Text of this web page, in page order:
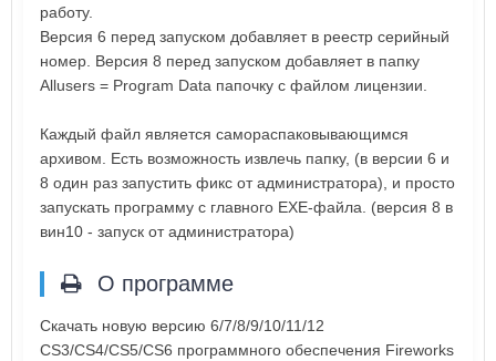
работу.
Версия 6 перед запуском добавляет в реестр серийный
номер. Версия 8 перед запуском добавляет в папку
Allusers = Program Data папочку с файлом лицензии.
Каждый файл является самораспаковывающимся
архивом. Есть возможность извлечь папку, (в версии 6 и
8 один раз запустить фикс от администратора), и просто
запускать программу с главного ЕХЕ-файла. (версия 8 в
вин10 - запуск от администратора)
О программе
Скачать новую версию 6/7/8/9/10/11/12
CS3/CS4/CS5/CS6 программного обеспечения Fireworks